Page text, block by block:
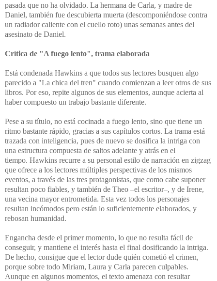
pasada que no ha olvidado. La hermana de Carla, y madre de
Daniel, también fue descubierta muerta (descomponiéndose contra
un radiador caliente con el cuello roto) unas semanas antes del
asesinato de Daniel.
Crítica de "A fuego lento", trama elaborada
Está condenada Hawkins a que todos sus lectores busquen algo
parecido a "La chica del tren" cuando comienzan a leer otros de sus
libros. Por eso, repite algunos de sus elementos, aunque acierta al
haber compuesto un trabajo bastante diferente.
Pese a su título, no está cocinada a fuego lento, sino que tiene un
ritmo bastante rápido, gracias a sus capítulos cortos. La trama está
trazada con inteligencia, pues de nuevo se dosifica la intriga con
una estructura compuesta de saltos adelante y atrás en el
tiempo. Hawkins recurre a su personal estilo de narración en zigzag
que ofrece a los lectores múltiples perspectivas de los mismos
eventos, a través de las tres protagonistas, que como cabe suponer
resultan poco fiables, y también de Theo –el escritor–, y de Irene,
una vecina mayor entrometida. Esta vez todos los personajes
resultan incómodos pero están lo suficientemente elaborados, y
rebosan humanidad.
Engancha desde el primer momento, lo que no resulta fácil de
conseguir, y mantiene el interés hasta el final dosificando la intriga.
De hecho, consigue que el lector dude quién cometió el crimen,
porque sobre todo Miriam, Laura y Carla parecen culpables.
Aunque en algunos momentos, el texto amenaza con resultar